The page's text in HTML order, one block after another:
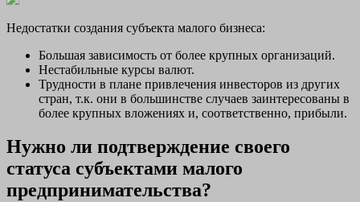
Недостатки создания субъекта малого бизнеса:
Большая зависимость от более крупных организаций.
Нестабильные курсы валют.
Трудности в плане привлечения инвесторов из других
стран, т.к. они в большинстве случаев заинтересованы в
более крупных вложениях и, соответственно, прибыли.
Нужно ли подтверждение своего
статуса субъектами малого
предпринимательства?